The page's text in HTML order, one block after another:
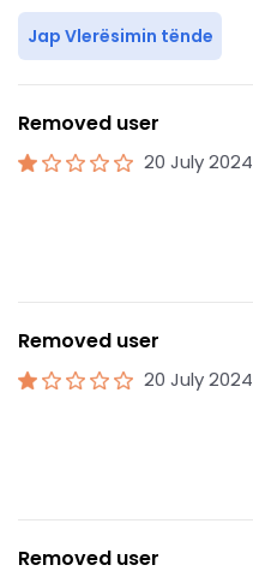
Jap Vlerësimin tënde
Removed user
20 July 2024
Removed user
20 July 2024
Removed user